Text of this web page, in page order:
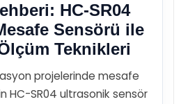
HC-SR04
Sensörü ile
Teknikleri
projelerinde mesafe
HC-SR04 ultrasonik sensör